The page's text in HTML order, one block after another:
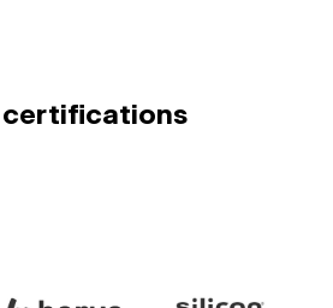
certifications